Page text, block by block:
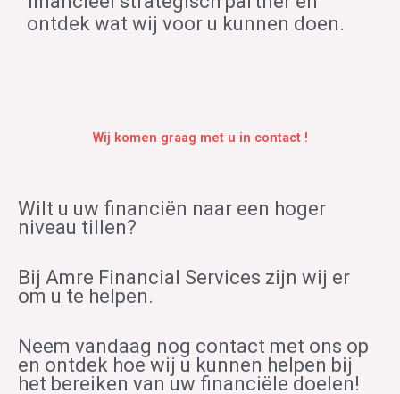
ontdek wat wij voor u kunnen doen.
Wij komen graag met u in contact !
Wilt u uw financiën naar een hoger
niveau tillen?
Bij Amre Financial Services zijn wij er
om u te helpen.
Neem vandaag nog contact met ons op
en ontdek hoe wij u kunnen helpen bij
het bereiken van uw financiële doelen!